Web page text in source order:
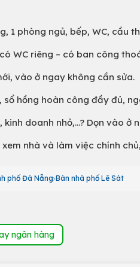
1 phòng ngủ, bếp, WC, cầu
WC riêng – có ban công
vào ở ngay không cần sửa.
sổ hồng hoàn công đầy đủ,
doanh nhỏ,...? Dọn vào
xem nhà và làm việc chính
phố Đà Nẵng Bán nhà phố Lê Sát
ngân hàng